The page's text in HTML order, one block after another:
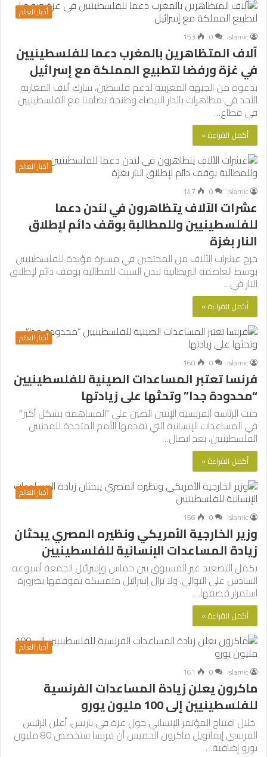
أخبار العالم
islamic
0
153
آلاف المتظاهرين بالمغرب دعما للفلسطينيين
في غزة ورفضا لتطبيع المملكة مع إسرائيل
بدعوة من الجبهة المغربية لدعم فلسطين، شارك آلاف المغاربة
الأحد في مظاهرات بالدار البيضاء وطنجة تضامنا مع الفلسطينيين
في قطاع…
أكمل القراءة »
أخبار العالم
islamic
0
147
عشرات الآلاف يتظاهرون في لندن دعما
للفلسطينيين وللمطالبة بوقف دائم لإطلاق
النار بغزة
خرج عشرات الآلاف من المحتجين في مسيرة مؤيدة للفلسطينيين
بوسط العاصمة البريطانية لندن السبت للمطالبة بوقف دائم لإطلاق
النار في…
أكمل القراءة »
أخبار العالم
islamic
0
160
فرنسا تعتبر المساعدات الصينية للفلسطينيين
“محدودة جدا” وتحثها على زيادتها
حثت الرئاسة الفرنسية الإثنين الصين على “المساهمة بشكل أكبر”
في المساعدات الإنسانية التي تقدمها الأمم المتحدة للمدنيين
الفلسطينيين، بعد اتصال…
أكمل القراءة »
أخبار العالم
islamic
0
156
وزير الخارجية الأمريكي ونظيره المصري يبحثان
زيادة المساعدات الإنسانية للفلسطينيين
يكمل التصعيد غير المسبوق بين حماس وإسرائيل الجمعة أسبوعه
السادس على التوالي. ولا تزال إسرائيل متمسكة بموقفها بضرورة
استمرار قصفها…
أكمل القراءة »
أخبار العالم
islamic
0
161
ماكرون يعلن زيادة المساعدات الفرنسية
للفلسطينيين إلى 100 مليون يورو
خلال افتتاح المؤتمر الإنساني حول غزة في باريس، أعلن الرئيس
الفرنسي إيمانويل ماكرون الخميس أن فرنسا ستخصص 80 مليون
يورو إضافية…